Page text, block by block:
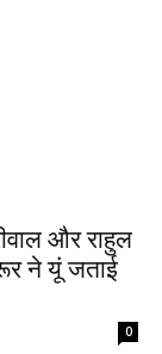
और राहुल
ने यूं जताई
0